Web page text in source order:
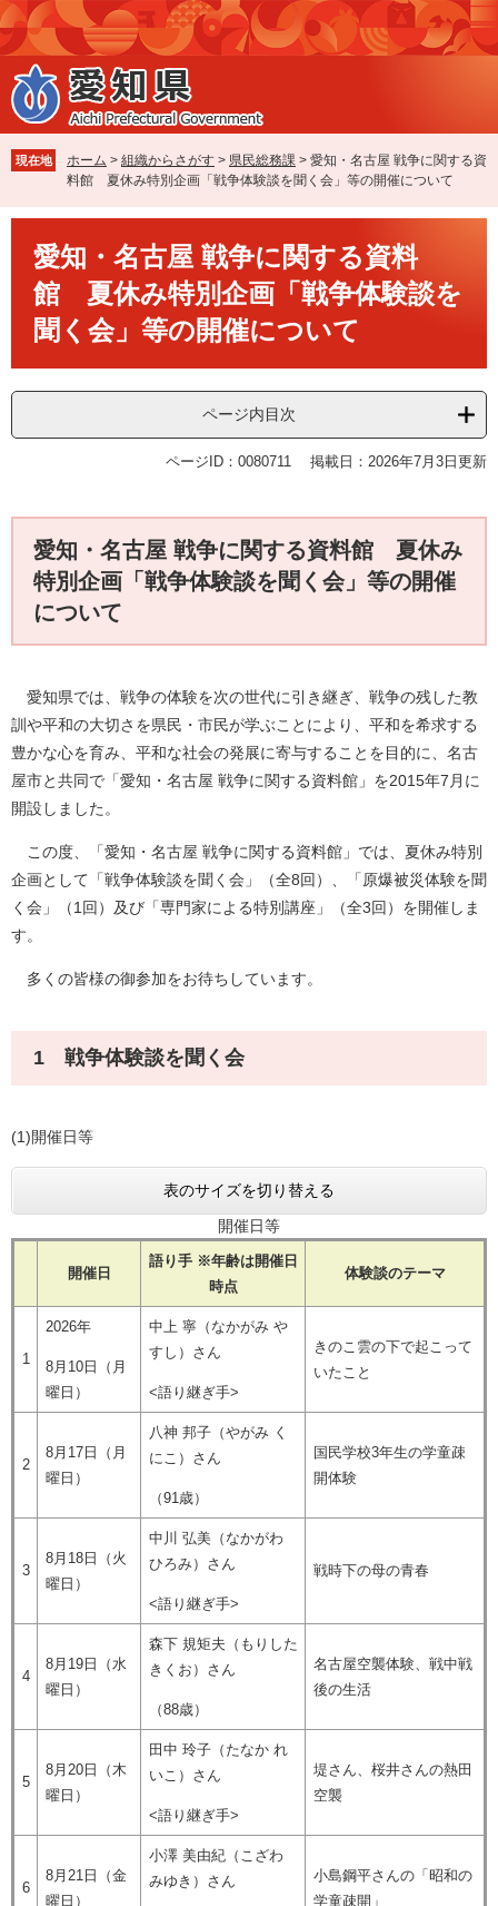
ペ
ー
ジ
の
先
で
す
メ
ニ
ュ
ー
を
ば
し
本
現在地 ホーム > 組織からさがす > 県民総務課 > 愛知・名古屋 戦争に関する資
料館 夏休み特別企画「戦争体験談を聞く会」等の開催について
愛知・名古屋 戦争に関する資料
館 夏休み特別企画「戦争体験談を
聞く会」等の開催について
ページ内目次
ページID：0080711 掲載日：2026年7月3日更新
愛知・名古屋 戦争に関する資料館 夏休み
特別企画「戦争体験談を聞く会」等の開催
について
愛知県では、戦争の体験を次の世代に引き継ぎ、戦争の残した教
訓や平和の大切さを県民・市民が学ぶことにより、平和を希求する
豊かな心を育み、平和な社会の発展に寄与することを目的に、名古
屋市と共同で「愛知・名古屋 戦争に関する資料館」を2015年7月に
開設しました。
この度、「愛知・名古屋 戦争に関する資料館」では、夏休み特別
企画として「戦争体験談を聞く会」（全8回）、「原爆被災体験を聞
く会」（1回）及び「専門家による特別講座」（全3回）を開催しま
す。
多くの皆様の御参加をお待ちしています。
1 戦争体験談を聞く会
(1)開催日等
表のサイズを切り替える
開催日等
開催日
語り手 ※年齢は開催日
時点
体験談のテーマ
1
2026年
8月10日（月
曜日）
中上 寧（なかがみ や
すし）さん
<語り継ぎ手>
きのこ雲の下で起こって
いたこと
2
8月17日（月
曜日）
八神 邦子（やがみ く
にこ）さん
（91歳）
国民学校3年生の学童疎
開体験
3
8月18日（火
曜日）
中川 弘美（なかがわ
ひろみ）さん
<語り継ぎ手>
戦時下の母の青春
4
8月19日（水
曜日）
森下 規矩夫（もりした
きくお）さん
（88歳）
​名古屋空襲体験、戦中戦
後の生活
5
8月20日（木
曜日）
田中 玲子（たなか れ
いこ）さん
<語り継ぎ手>
堤さん、桜井さんの熱田
空襲
6
8月21日（金
曜日）
小澤 美由紀（こざわ
みゆき）さん
小島鋼平さんの「昭和の
学童疎開」